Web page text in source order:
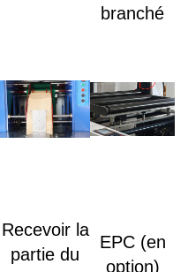
branché
Recevoir la
partie du
EPC (en
option)